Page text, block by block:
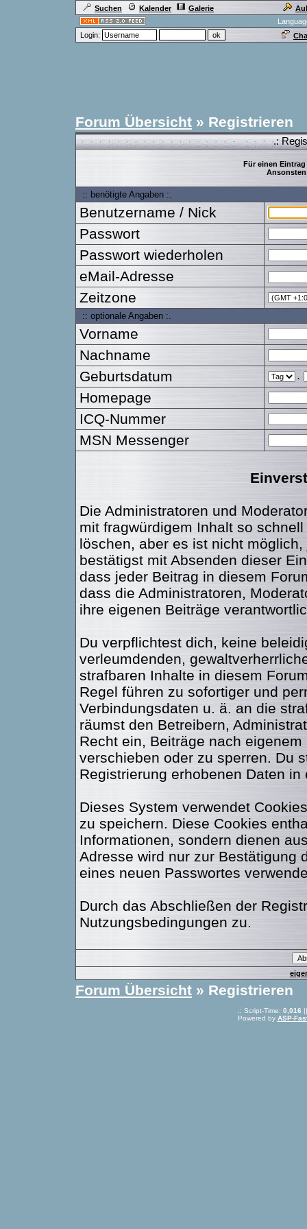
Suchen Kalender Galerie
Login:
Forum Übersicht » Registrieren
.:
Für einen
:: benötigte Angaben :.
Benutzername / Nick
Passwort
Passwort wiederholen
eMail-Adresse
Zeitzone
:: optionale Angaben :.
Vorname
Nachname
Geburtsdatum
.
Homepage
ICQ-Nummer
MSN Messenger
Die Administratoren und
mit fragwürdigem Inhalt so
löschen, aber es ist nicht
bestätigst mit Absenden dieser
dass jeder Beitrag in diesem
dass die Administratoren,
ihre eigenen Beiträge
Du verpflichtest dich, keine
verleumdenden,
strafbaren Inhalte in diesem
Regel führen zu sofortiger und
Verbindungsdaten u. ä. an die
räumst den Betreibern,
Recht ein, Beiträge nach
verschieben oder zu sperren. Du
Registrierung erhobenen Daten
Dieses System verwendet
zu speichern. Diese Cookies
Informationen, sondern dienen
Adresse wird nur zur Bestätigung
eines neuen Passwortes
Durch das Abschließen der
Nutzungsbedingungen zu.
Forum Übersicht » Registrieren
.: Script-Time: 0,016
Powered by ASP-